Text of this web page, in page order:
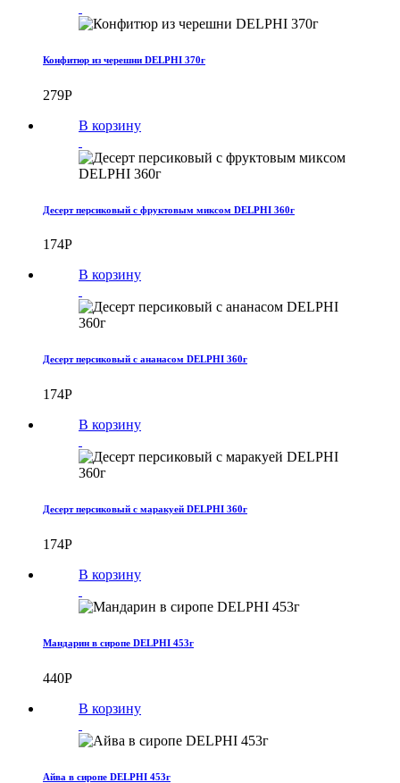
Конфитюр из черешни DELPHI 370г
279Р
В корзину
Десерт персиковый с фруктовым миксом DELPHI 360г
174Р
В корзину
Десерт персиковый с ананасом DELPHI 360г
174Р
В корзину
Десерт персиковый с маракуей DELPHI 360г
174Р
В корзину
Мандарин в сиропе DELPHI 453г
440Р
В корзину
Айва в сиропе DELPHI 453г